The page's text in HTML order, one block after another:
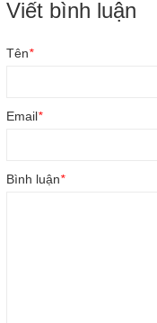
Viết bình luận
Tên*
Email*
Bình luận*